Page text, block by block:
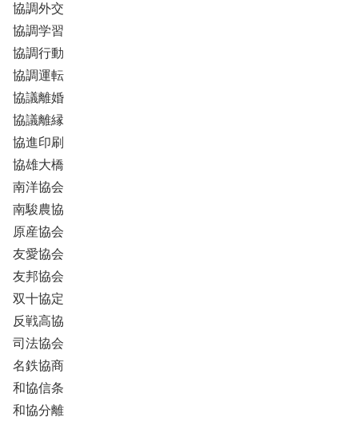
協調外交
協調学習
協調行動
協調運転
協議離婚
協議離縁
協進印刷
協雄大橋
南洋協会
南駿農協
原産協会
友愛協会
友邦協会
双十協定
反戦高協
司法協会
名鉄協商
和協信条
和協分離